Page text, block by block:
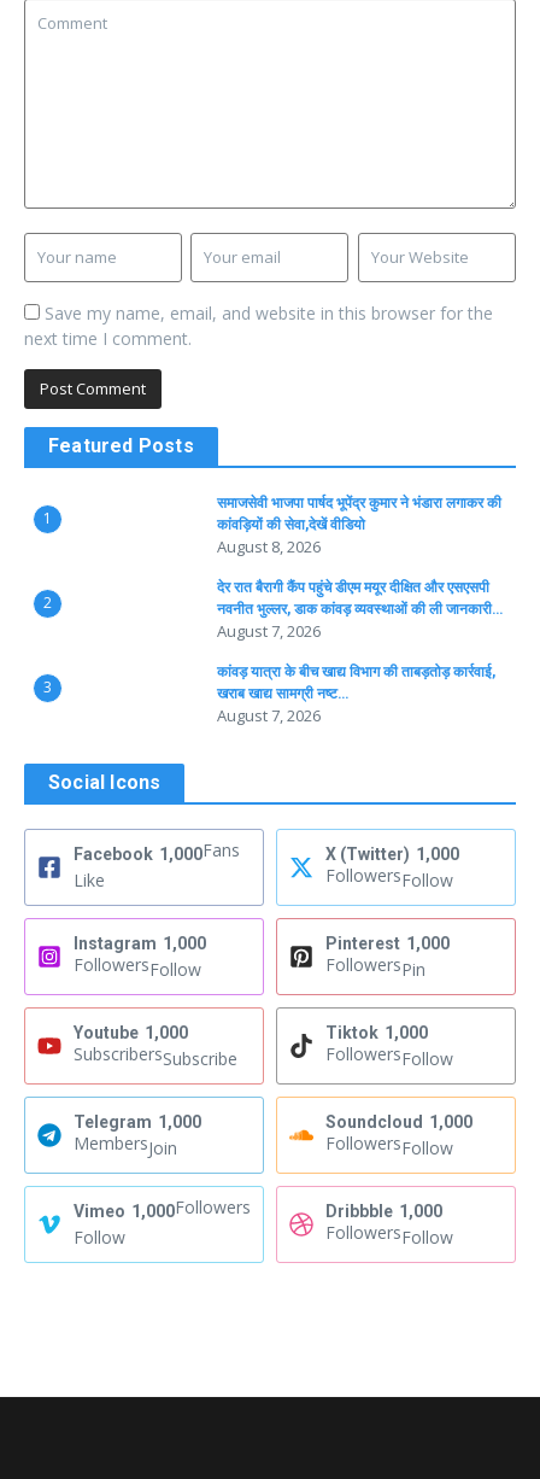
Save my name, email, and website in this browser for the
next time I comment.
Featured Posts
1
समाजसेवी भाजपा पार्षद भूपेंद्र कुमार ने भंडारा लगाकर की
कांवड़ियों की सेवा,देखें वीडियो
August 8, 2026
2
देर रात बैरागी कैंप पहुंचे डीएम मयूर दीक्षित और एसएसपी
नवनीत भुल्लर, डाक कांवड़ व्यवस्थाओं की ली जानकारी…
August 7, 2026
3
कांवड़ यात्रा के बीच खाद्य विभाग की ताबड़तोड़ कार्रवाई,
खराब खाद्य सामग्री नष्ट…
August 7, 2026
Social Icons
Facebook 1,000Fans
Like
X (Twitter) 1,000
FollowersFollow
Instagram 1,000
FollowersFollow
Pinterest 1,000
FollowersPin
Youtube 1,000
SubscribersSubscribe
Tiktok 1,000
FollowersFollow
Telegram 1,000
MembersJoin
Soundcloud 1,000
FollowersFollow
Vimeo 1,000Followers
Follow
Dribbble 1,000
FollowersFollow